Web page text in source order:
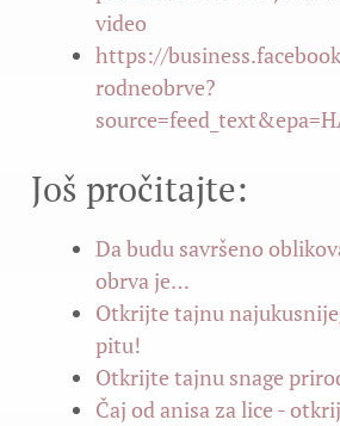
video
https://
rodneobrve?
Još pročitajte:
Da budu savršeno
obrva je…
Otkrijte tajnu
pitu!
Otkrijte tajnu snage
Čaj od anisa za lice -